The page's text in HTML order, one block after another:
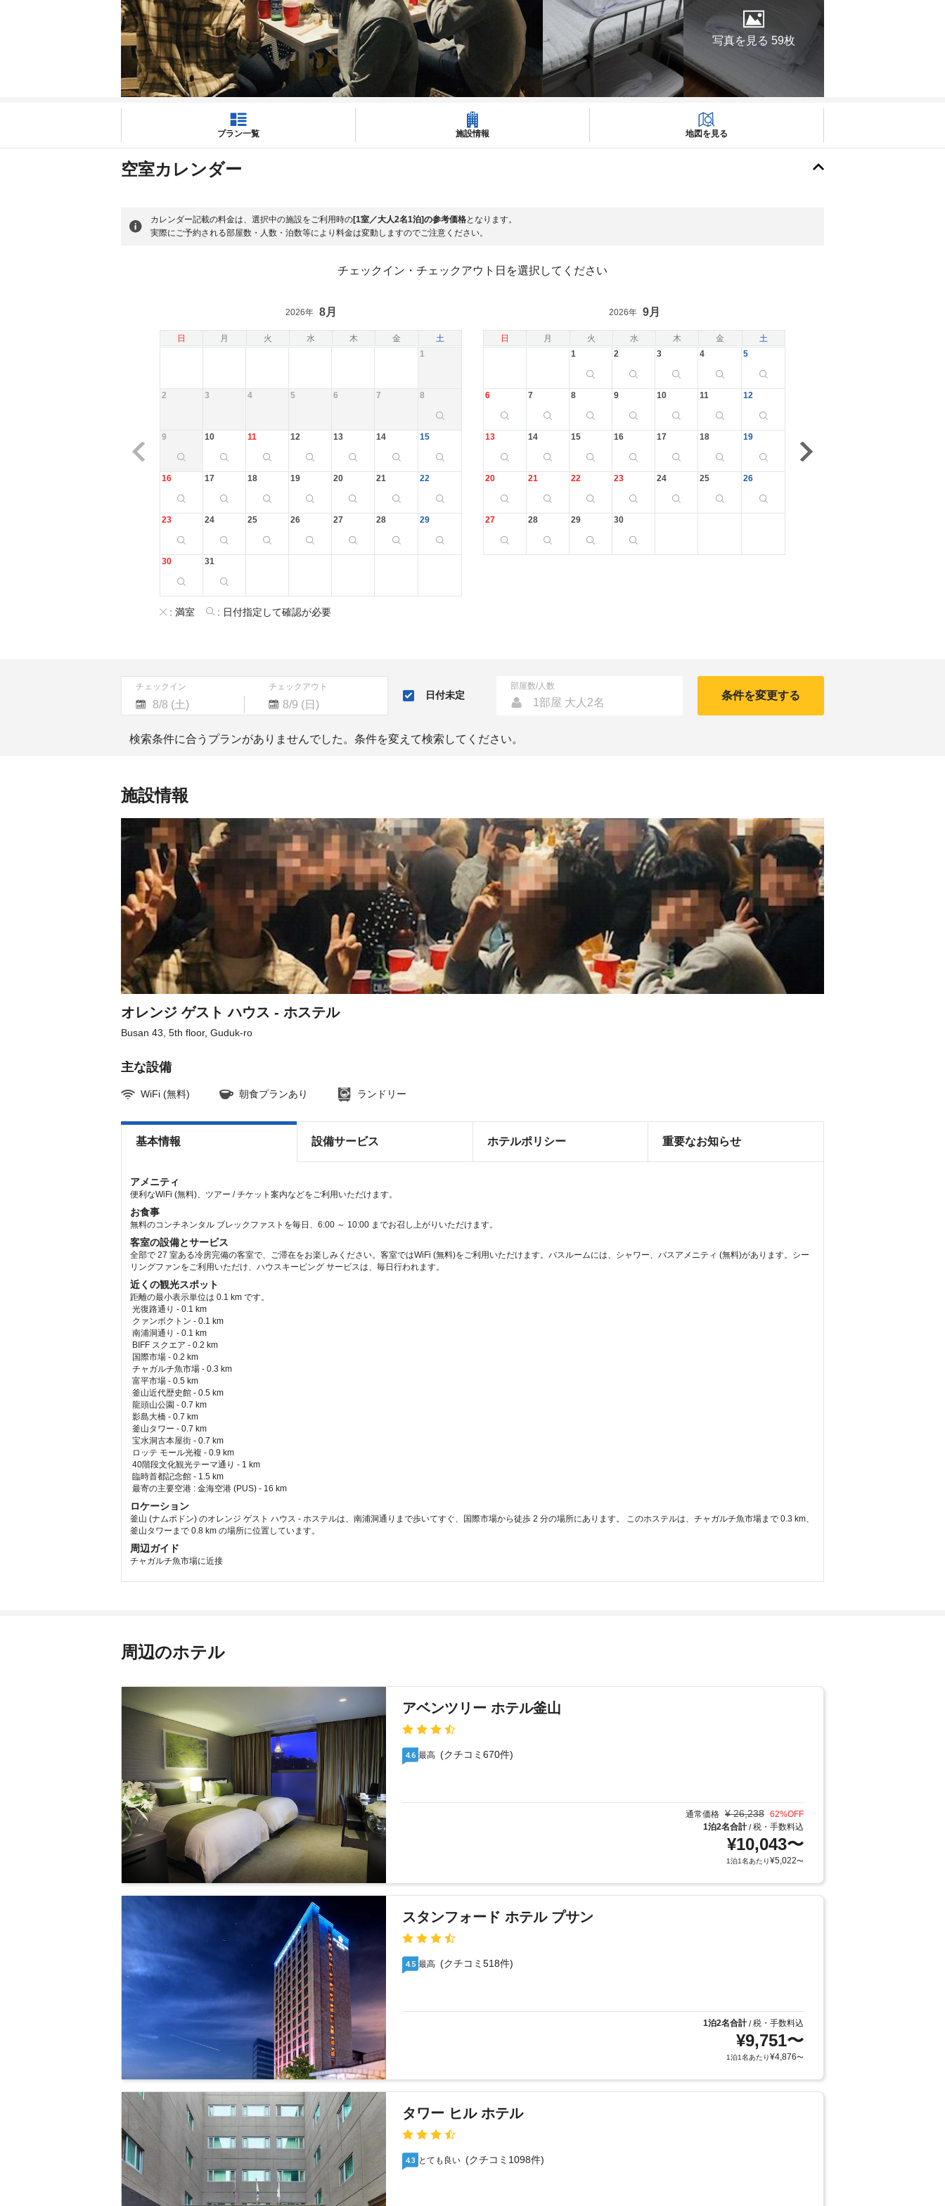
写真を見る 59枚
プラン一覧 施設情報 地図を見る
空室カレンダー
カレンダー記載の料金は、選択中の施設をご利用時の[1室／大人2名1泊]の参考価格となります。
実際にご予約される部屋数・人数・泊数等により料金は変動しますのでご注意ください。
チェックイン・チェックアウト日を選択してください
日 月 火 水 木 金 土 日 月 火 水 木 金 土
2026年 8月
1
2 3 4 5 6 7 8
9 10 11 12 13 14 15
16 17 18 19 20 21 22
23 24 25 26 27 28 29
30 31
2026年 9月
1 2 3 4 5
6 7 8 9 10 11 12
13 14 15 16 17 18 19
20 21 22 23 24 25 26
27 28 29 30
: 満室 : 日付指定して確認が必要
チェックイン チェックアウト
Navigate
forward
to
calendar
and
select
date.
Press
the
question
mark
key
to
get
the
keyboard
shortcuts
for
changing
dates.
Navigate
to
select
date.
Press
the
question
mark
key
to
get
the
keyboard
shortcuts
for
changing
dates.
日付未定
部屋数/人数
1部屋 大人2名
条件を変更する
検索条件に合うプランがありませんでした。条件を変えて検索してください。
施設情報
オレンジ ゲスト ハウス - ホステル
Busan 43, 5th floor, Guduk-ro
主な設備
WiFi (無料) 朝食プランあり ランドリー
基本情報 設備サービス ホテルポリシー 重要なお知らせ
アメニティ
便利なWiFi (無料)、ツアー / チケット案内などをご利用いただけます。
お食事
無料のコンチネンタル ブレックファストを毎日、6:00 ～ 10:00 までお召し上がりいただけます。
客室の設備とサービス
全部で 27 室ある冷房完備の客室で、ご滞在をお楽しみください。客室ではWiFi (無料)をご利用いただけます。バスルームには、シャワー、バスアメニティ (無料)があります。シー
リングファンをご利用いただけ、ハウスキーピング サービスは、毎日行われます。
近くの観光スポット
距離の最小表示単位は 0.1 km です。
光復路通り - 0.1 km
クァンボクトン - 0.1 km
南浦洞通り - 0.1 km
BIFF スクエア - 0.2 km
国際市場 - 0.2 km
チャガルチ魚市場 - 0.3 km
富平市場 - 0.5 km
釜山近代歴史館 - 0.5 km
龍頭山公園 - 0.7 km
影島大橋 - 0.7 km
釜山タワー - 0.7 km
宝水洞古本屋街 - 0.7 km
ロッテ モール光複 - 0.9 km
40階段文化観光テーマ通り - 1 km
臨時首都記念館 - 1.5 km
最寄の主要空港 : 金海空港 (PUS) - 16 km
ロケーション
釜山 (ナムポドン) のオレンジ ゲスト ハウス - ホステルは、南浦洞通りまで歩いてすぐ、国際市場から徒歩 2 分の場所にあります。 このホステルは、チャガルチ魚市場まで 0.3 km、
釜山タワーまで 0.8 km の場所に位置しています。
周辺ガイド
チャガルチ魚市場に近接
周辺のホテル
アベンツリー ホテル釜山
4.6 最高 (クチコミ670件)
通常価格 ¥ 26,238 62%OFF
1泊2名合計/税・手数料込
¥10,043〜
1泊1名あたり¥5,022〜
スタンフォード ホテル プサン
4.5 最高 (クチコミ518件)
1泊2名合計/税・手数料込
¥9,751〜
1泊1名あたり¥4,876〜
タワー ヒル ホテル
4.3 とても良い (クチコミ1098件)